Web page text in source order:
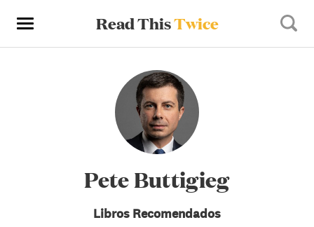
Read ThisTwice
Pete Buttigieg
Libros Recomendados